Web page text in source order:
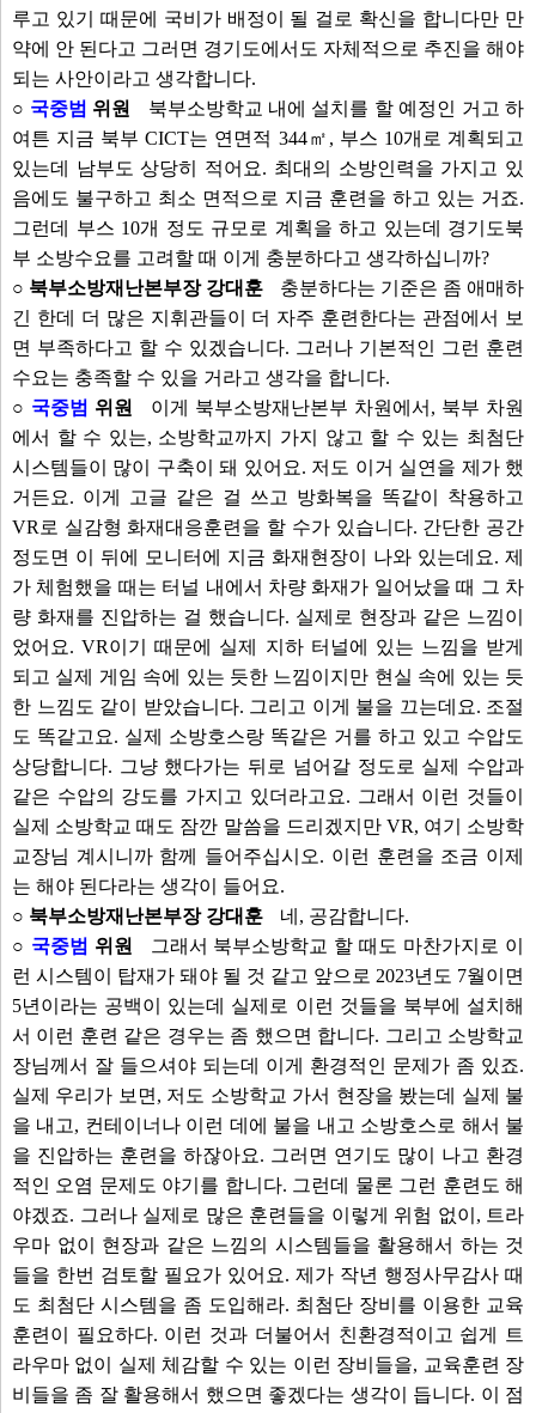
루고 있기 때문에 국비가 배정이 될 걸로 확신을 합니다만 만
약에 안 된다고 그러면 경기도에서도 자체적으로 추진을 해야
되는 사안이라고 생각합니다.
○ 국중범 위원
북부소방학교 내에 설치를 할 예정인 거고 하
여튼 지금 북부 CICT는 연면적 344㎡, 부스 10개로 계획되고
있는데 남부도 상당히 적어요. 최대의 소방인력을 가지고 있
음에도 불구하고 최소 면적으로 지금 훈련을 하고 있는 거죠.
그런데 부스 10개 정도 규모로 계획을 하고 있는데 경기도북
부 소방수요를 고려할 때 이게 충분하다고 생각하십니까?
○ 북부소방재난본부장 강대훈
충분하다는 기준은 좀 애매하
긴 한데 더 많은 지휘관들이 더 자주 훈련한다는 관점에서 보
면 부족하다고 할 수 있겠습니다. 그러나 기본적인 그런 훈련
수요는 충족할 수 있을 거라고 생각을 합니다.
○ 국중범 위원
이게 북부소방재난본부 차원에서, 북부 차원
에서 할 수 있는, 소방학교까지 가지 않고 할 수 있는 최첨단
시스템들이 많이 구축이 돼 있어요. 저도 이거 실연을 제가 했
거든요. 이게 고글 같은 걸 쓰고 방화복을 똑같이 착용하고
VR로 실감형 화재대응훈련을 할 수가 있습니다. 간단한 공간
정도면 이 뒤에 모니터에 지금 화재현장이 나와 있는데요. 제
가 체험했을 때는 터널 내에서 차량 화재가 일어났을 때 그 차
량 화재를 진압하는 걸 했습니다. 실제로 현장과 같은 느낌이
었어요. VR이기 때문에 실제 지하 터널에 있는 느낌을 받게
되고 실제 게임 속에 있는 듯한 느낌이지만 현실 속에 있는 듯
한 느낌도 같이 받았습니다. 그리고 이게 불을 끄는데요. 조절
도 똑같고요. 실제 소방호스랑 똑같은 거를 하고 있고 수압도
상당합니다. 그냥 했다가는 뒤로 넘어갈 정도로 실제 수압과
같은 수압의 강도를 가지고 있더라고요. 그래서 이런 것들이
실제 소방학교 때도 잠깐 말씀을 드리겠지만 VR, 여기 소방학
교장님 계시니까 함께 들어주십시오. 이런 훈련을 조금 이제
는 해야 된다라는 생각이 들어요.
○ 북부소방재난본부장 강대훈
네, 공감합니다.
○ 국중범 위원
그래서 북부소방학교 할 때도 마찬가지로 이
런 시스템이 탑재가 돼야 될 것 같고 앞으로 2023년도 7월이면
5년이라는 공백이 있는데 실제로 이런 것들을 북부에 설치해
서 이런 훈련 같은 경우는 좀 했으면 합니다. 그리고 소방학교
장님께서 잘 들으셔야 되는데 이게 환경적인 문제가 좀 있죠.
실제 우리가 보면, 저도 소방학교 가서 현장을 봤는데 실제 불
을 내고, 컨테이너나 이런 데에 불을 내고 소방호스로 해서 불
을 진압하는 훈련을 하잖아요. 그러면 연기도 많이 나고 환경
적인 오염 문제도 야기를 합니다. 그런데 물론 그런 훈련도 해
야겠죠. 그러나 실제로 많은 훈련들을 이렇게 위험 없이, 트라
우마 없이 현장과 같은 느낌의 시스템들을 활용해서 하는 것
들을 한번 검토할 필요가 있어요. 제가 작년 행정사무감사 때
도 최첨단 시스템을 좀 도입해라. 최첨단 장비를 이용한 교육
훈련이 필요하다. 이런 것과 더불어서 친환경적이고 쉽게 트
라우마 없이 실제 체감할 수 있는 이런 장비들을, 교육훈련 장
비들을 좀 잘 활용해서 했으면 좋겠다는 생각이 듭니다. 이 점